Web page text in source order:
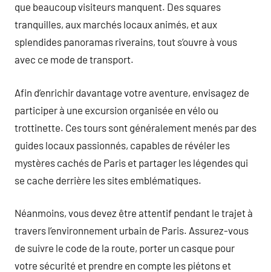
que beaucoup visiteurs manquent. Des squares
tranquilles, aux marchés locaux animés, et aux
splendides panoramas riverains, tout s’ouvre à vous
avec ce mode de transport.
Afin d’enrichir davantage votre aventure, envisagez de
participer à une excursion organisée en vélo ou
trottinette. Ces tours sont généralement menés par des
guides locaux passionnés, capables de révéler les
mystères cachés de Paris et partager les légendes qui
se cache derrière les sites emblématiques.
Néanmoins, vous devez être attentif pendant le trajet à
travers l’environnement urbain de Paris. Assurez-vous
de suivre le code de la route, porter un casque pour
votre sécurité et prendre en compte les piétons et